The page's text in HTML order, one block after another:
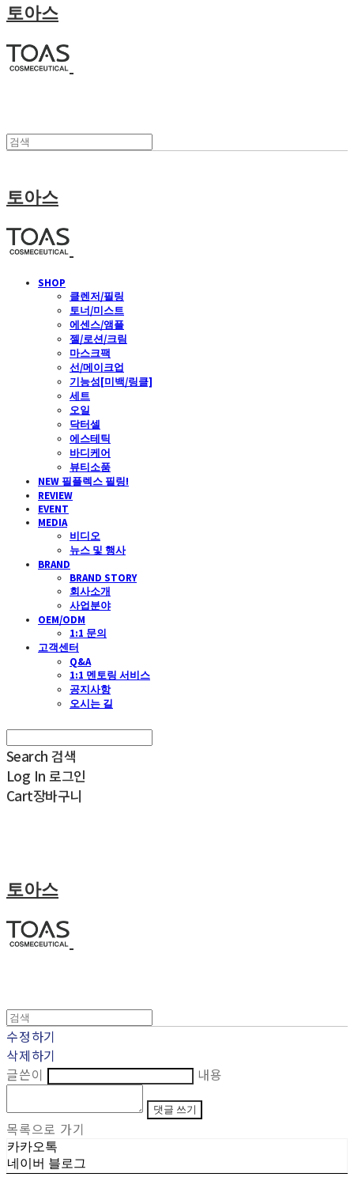
토아스
토아스
SHOP
클렌저/필링
토너/미스트
에센스/앰플
젤/로션/크림
마스크팩
선/메이크업
기능성[미백/링클]
세트
오일
닥터셀
에스테틱
바디케어
뷰티소품
NEW 필플렉스 필링!
REVIEW
EVENT
MEDIA
비디오
뉴스 및 행사
BRAND
BRAND STORY
회사소개
사업분야
OEM/ODM
1:1 문의
고객센터
Q&A
1:1 멘토링 서비스
공지사항
오시는 길
Search 검색
Log In 로그인
Cart장바구니
토아스
수정하기
삭제하기
글쓴이
내용
댓글 쓰기
목록으로 가기
카카오톡
네이버 블로그